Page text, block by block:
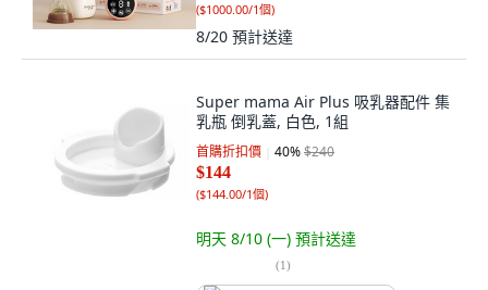
($1000.00/1個)
8/20 預計送達
Super mama Air Plus 吸乳器配件 集
乳瓶 倒乳蓋, 白色, 1組
首購折扣價 40%$240
$144
($144.00/1個)
明天 8/10 (一) 預計送達
(1)